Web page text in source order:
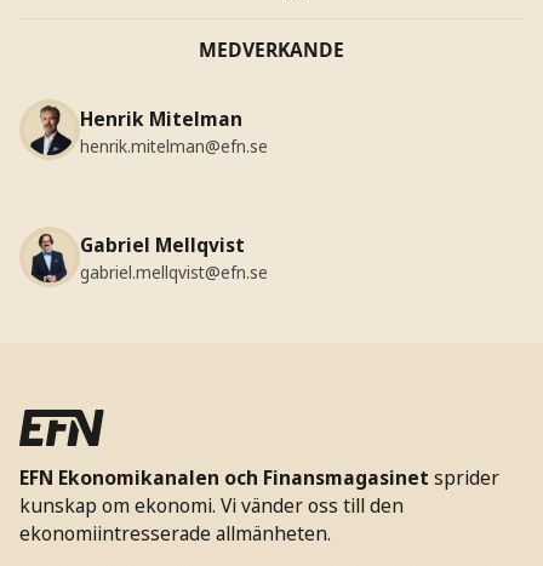
MEDVERKANDE
Henrik Mitelman
henrik.mitelman@efn.se
Gabriel Mellqvist
gabriel.mellqvist@efn.se
EFN Ekonomikanalen och Finansmagasinet sprider
kunskap om ekonomi. Vi vänder oss till den
ekonomiintresserade allmänheten.